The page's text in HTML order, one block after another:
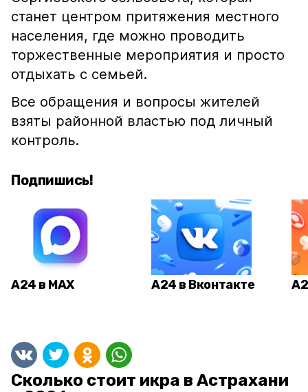
станет центром притяжения местного
населения, где можно проводить
торжественные мероприятия и просто
отдыхать с семьей.
Все обращения и вопросы жителей
взяты районной властью под личный
контроль.
Подпишись!
А24 в MAX А24 в Вконтакте
Сколько стоит икра в Астрахани